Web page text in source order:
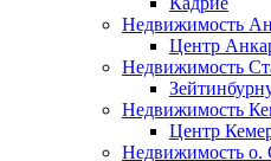
Недвижимость
Центр
Недвижимость
Недвижимость
Центр
Недвижимость